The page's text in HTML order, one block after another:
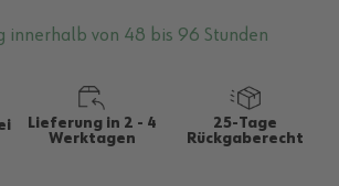
innerhalb von 48 bis 96 Stunden
Lieferung in 2 - 4
Werktagen
25-Tage
Rückgaberecht